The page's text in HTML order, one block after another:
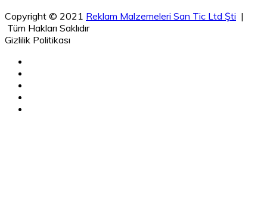
Copyright © 2021 Reklam Malzemeleri San Tic Ltd Şti |
Tüm Hakları Saklıdır
Gizlilik Politikası